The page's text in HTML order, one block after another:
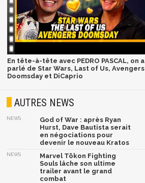
En tête-à-tête avec PEDRO PASCAL, on a
parlé de Star Wars, Last of Us, Avengers
Doomsday et DiCaprio
AUTRES NEWS
NEWS
God of War : après Ryan
Hurst, Dave Bautista serait
en négociations pour
devenir le nouveau Kratos
NEWS
Marvel Tōkon Fighting
Souls lâche son ultime
trailer avant le grand
combat